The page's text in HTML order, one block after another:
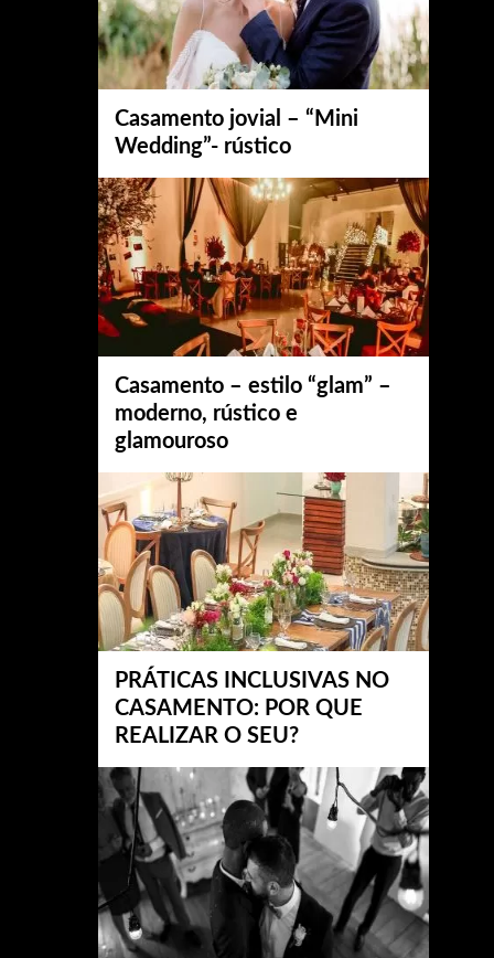
Casamento jovial – “Mini
Wedding”- rústico
Casamento – estilo “glam” –
moderno, rústico e
glamouroso
PRÁTICAS INCLUSIVAS NO
CASAMENTO: POR QUE
REALIZAR O SEU?